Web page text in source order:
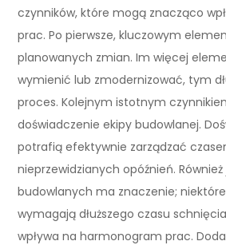
czynników, które mogą znacząco
prac. Po pierwsze, kluczowym
planowanych zmian. Im więcej
wymienić lub zmodernizować, tym
proces. Kolejnym istotnym
doświadczenie ekipy budowlanej.
potrafią efektywnie zarządzać
nieprzewidzianych opóźnień.
budowlanych ma znaczenie;
wymagają dłuższego czasu
wpływa na harmonogram prac.